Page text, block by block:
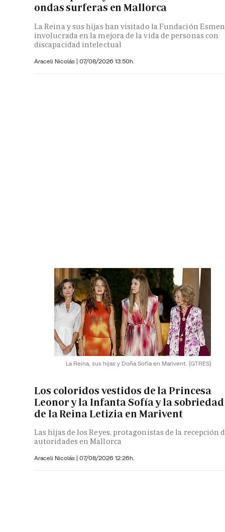
ondas surferas en Mallorca
La Reina y sus hijas han visitado la Fundación
involucrada en la mejora de la vida de personas con
discapacidad intelectual
Araceli Nicolás | 07/08/2026 13:50h.
La Reina, sus hijas y Doña Sofía en Marivent. (GTRES)
Los coloridos vestidos de la Princesa
Leonor y la Infanta Sofía y la sobriedad
de la Reina Letizia en Marivent
Las hijas de los Reyes, protagonistas de la recepción
autoridades en Mallorca
Araceli Nicolás | 07/08/2026 12:26h.